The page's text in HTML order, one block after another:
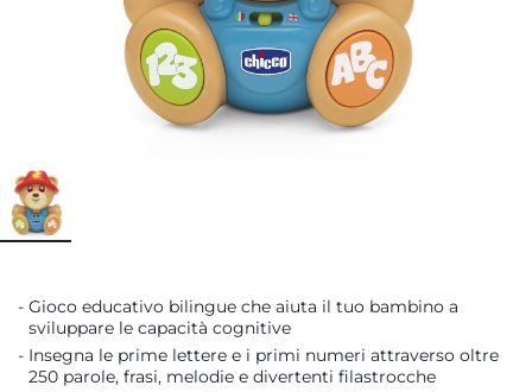
Gioco educativo bilingue che aiuta il tuo bambino a
sviluppare le capacità cognitive
Insegna le prime lettere e i primi numeri attraverso oltre
250 parole, frasi, melodie e divertenti filastrocche